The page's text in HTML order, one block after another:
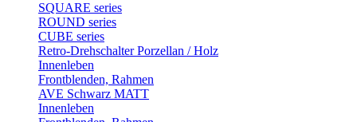
SQUARE series
ROUND series
CUBE series
Retro-Drehschalter Porzellan / Holz
Innenleben
Frontblenden, Rahmen
AVE Schwarz MATT
Innenleben